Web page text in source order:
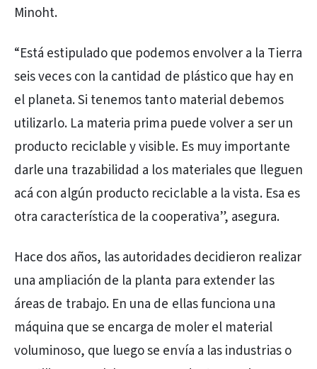
Minoht.
“Está estipulado que podemos envolver a la Tierra
seis veces con la cantidad de plástico que hay en
el planeta. Si tenemos tanto material debemos
utilizarlo. La materia prima puede volver a ser un
producto reciclable y visible. Es muy importante
darle una trazabilidad a los materiales que lleguen
acá con algún producto reciclable a la vista. Esa es
otra característica de la cooperativa”, asegura.
Hace dos años, las autoridades decidieron realizar
una ampliación de la planta para extender las
áreas de trabajo. En una de ellas funciona una
máquina que se encarga de moler el material
voluminoso, que luego se envía a las industrias o